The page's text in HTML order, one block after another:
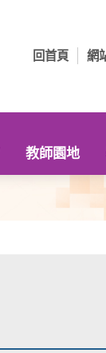
回首頁 網
教師園地